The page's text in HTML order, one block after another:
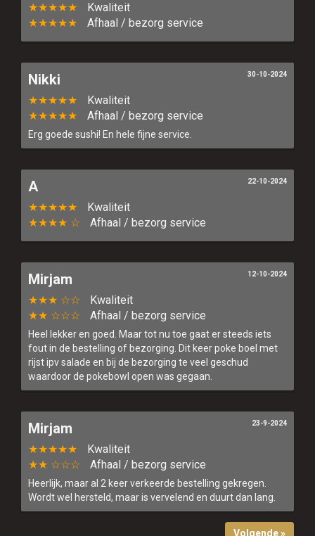
★★★★★
Kwaliteit
★★★★★
Afhaal / bezorg service
Nikki
★★★★★
Kwaliteit
★★★★★
Afhaal / bezorg service
Erg goede sushi! En hele fijne service.
30-10-2024
A
★★★★★
Kwaliteit
★★★★ ☆
Afhaal / bezorg service
22-10-2024
Mirjam
★★★ ☆☆
Kwaliteit
★★ ☆☆☆
Afhaal / bezorg service
Heel lekker en goed. Maar tot nu toe gaat er steeds iets
fout in de bestelling of bezorging. Dit keer poke boel met
rijst ipv salade en bij de bezorging te veel geschud
waardoor de pokebowl open was gegaan.
12-10-2024
Mirjam
★★★★★
Kwaliteit
★★ ☆☆☆
Afhaal / bezorg service
Heerlijk, maar al 2 keer verkeerde bestelling gekregen.
Wordt wel hersteld, maar is vervelend en duurt dan lang.
23-9-2024
Volgende »